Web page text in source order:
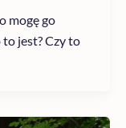
mogę go
jest? Czy to